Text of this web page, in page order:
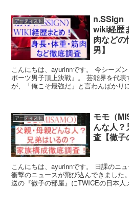
アーティスト
n.SSign
wiki経歴
肉などの
男】
こんにちは、ayurinnです。 今シーズ
ポーツ男子頂上決戦』。 芸能界を代
が、「俺こそ最強だ」と言わんばかり
アーティスト
モモ（
んな人？
査【徹子
こんにちは、ayurinnです。 日課のニ
衝撃のニュースが飛び込んできました
送の『徹子の部屋』にTWICEの日本人